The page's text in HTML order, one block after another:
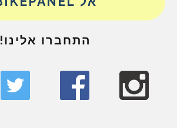
התחברו אלינו!